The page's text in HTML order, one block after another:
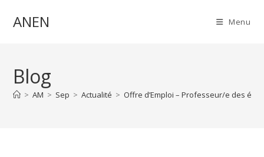
ANEN Menu
Blog
> AM > Sep > Actualité > Offre d’Emploi – Professeur/e des